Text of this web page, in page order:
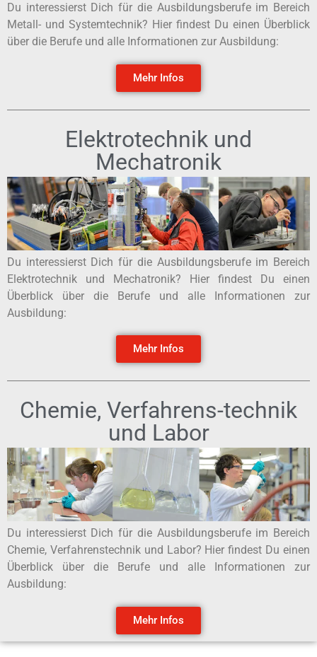
Du interessierst Dich für die Ausbildungsberufe im Bereich
Metall- und Systemtechnik? Hier findest Du einen Überblick
über die Berufe und alle Informationen zur Ausbildung:
Mehr Infos
Elektrotechnik und
Mechatronik
Du interessierst Dich für die Ausbildungsberufe im Bereich
Elektrotechnik und Mechatronik? Hier findest Du einen
Überblick über die Berufe und alle Informationen zur
Ausbildung:
Mehr Infos
Chemie, Verfahrens-technik
und Labor
Du interessierst Dich für die Ausbildungsberufe im Bereich
Chemie, Verfahrenstechnik und Labor? Hier findest Du einen
Überblick über die Berufe und alle Informationen zur
Ausbildung:
Mehr Infos